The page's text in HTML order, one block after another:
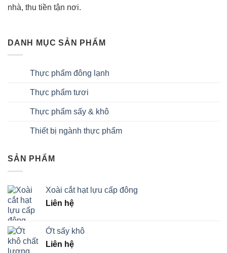
nhà, thu tiền tận nơi.
DANH MỤC SẢN PHẨM
Thực phẩm đông lạnh
Thực phẩm tươi
Thực phẩm sấy & khô
Thiết bị ngành thực phẩm
SẢN PHẨM
Xoài cắt hạt lựu cấp đông
Liên hệ
Ớt sấy khô
Liên hệ